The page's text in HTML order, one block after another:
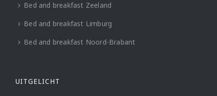
Bed and breakfast Zeeland
Bed and breakfast Limburg
Bed and breakfast Noord-Brabant
UITGELICHT